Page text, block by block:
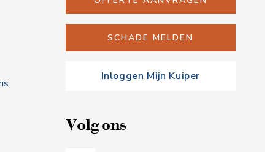
SCHADE MELDEN
Inloggen Mijn Kuiper
Volg ons